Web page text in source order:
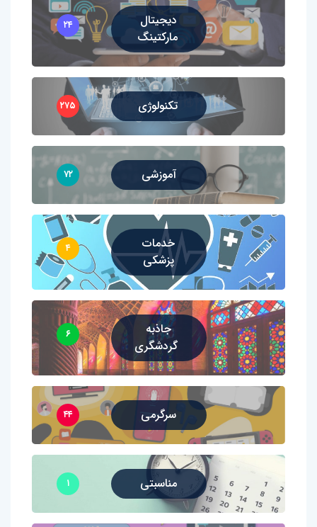
دیجیتال
مارکتینگ
۲۴
تکنولوژی ۲۷۵
آموزشی ۷۲
خدمات
پزشکی
۴
جاذبه
گردشگری
۶
سرگرمی ۴۴
مناسبتی ۱